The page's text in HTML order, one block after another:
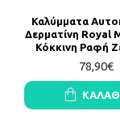
Καλύμματα
Δερματίνη Royal
Κόκκινη Ραφή
78,90€